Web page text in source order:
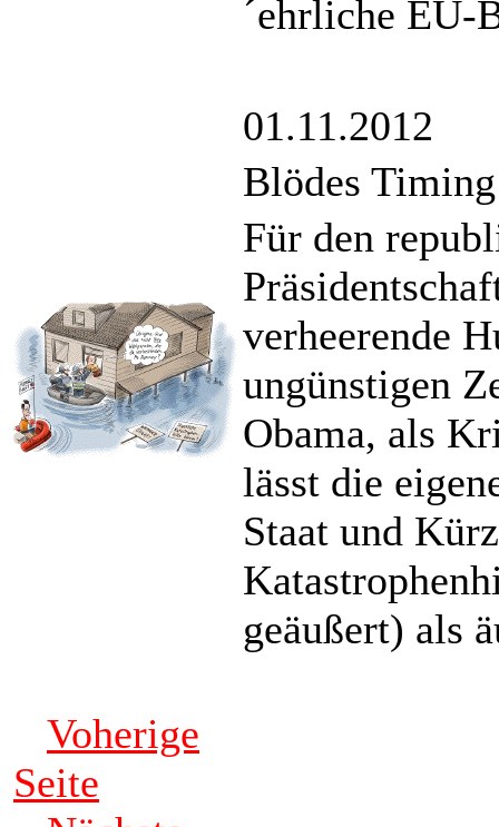
´ehrliche EU-
01.11.2012
Blödes Timing
Für den
verheerende
ungünstigen
Obama, als
lässt die
Staat und
geäußert) als
Voherige
Seite